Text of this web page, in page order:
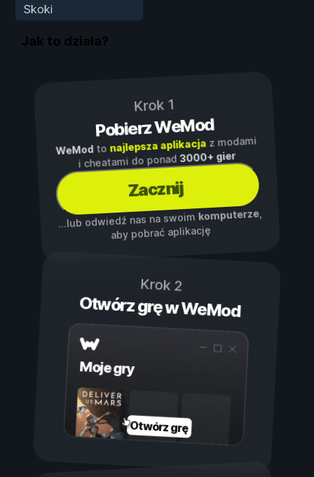
Skoki
Jak to działa?
Krok 1
Pobierz WeMod
WeModto najlepsza aplikacjaz modami
i cheatami do ponad3000+ gier
Zacznij
...lub odwiedź nas na swoim komputerze,
aby pobrać aplikację
Krok 2
Otwórz grę w WeMod
Moje gry
Otwórz grę